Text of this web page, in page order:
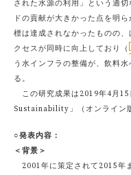
された水源の利用」という適
ドの貢献が大きかった点を明
標は達成されなかったものの
クセスが同時に向上しており（
う水インフラの整備が、飲料
る。
この研究成果は2019年4月
Sustainability」（オンライン
○発表内容：
＜背景＞
2001年に策定されて2015年